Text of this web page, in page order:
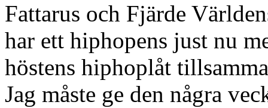
Fattarus och Fjärde
har ett hiphopens just nu
höstens hiphoplåt
Jag måste ge den några